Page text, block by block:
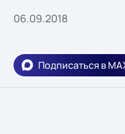
06.09.2018
Подписаться в